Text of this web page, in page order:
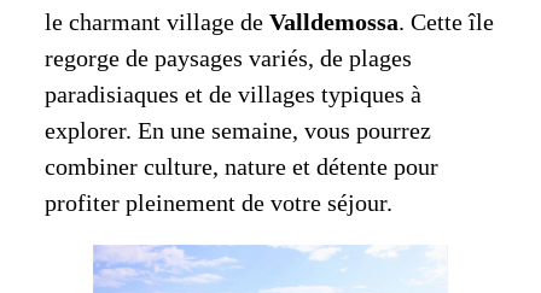
le charmant village de Valldemossa. Cette île
regorge de paysages variés, de plages
paradisiaques et de villages typiques à
explorer. En une semaine, vous pourrez
combiner culture, nature et détente pour
profiter pleinement de votre séjour.